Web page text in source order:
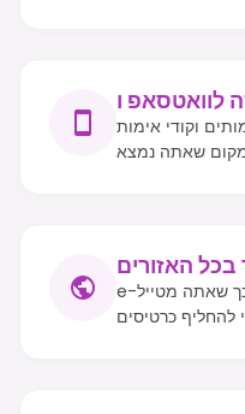
וקודי אימות
בכל האזורים
e-סים אחד מכסה מדינות רבות, כך שאתה מטייל